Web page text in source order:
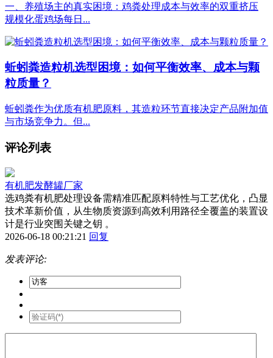
一、养殖场主的真实困境：鸡粪处理成本与效率的双重挤压
规模化蛋鸡场每日...
蚯蚓粪造粒机选型困境：如何平衡效率、成本与颗
粒质量？
蚯蚓粪作为优质有机肥原料，其造粒环节直接决定产品附加值
与市场竞争力。但...
评论列表
有机肥发酵罐厂家
选鸡粪有机肥处理设备需精准匹配原料特性与工艺优化，凸显
技术革新价值，从生物质资源到高效利用路径全覆盖的装置设
计是行业突围关键之钥 。
2026-06-18 00:21:21 回复
发表评论: